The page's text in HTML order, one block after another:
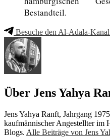
Bestandteil.
Besuche den Al-Adala-
Über Jens Yahya
Jens Yahya Ranft, Jahrgang
kaufmännischer Angestellter im
Blogs. Alle Beiträge von Jens